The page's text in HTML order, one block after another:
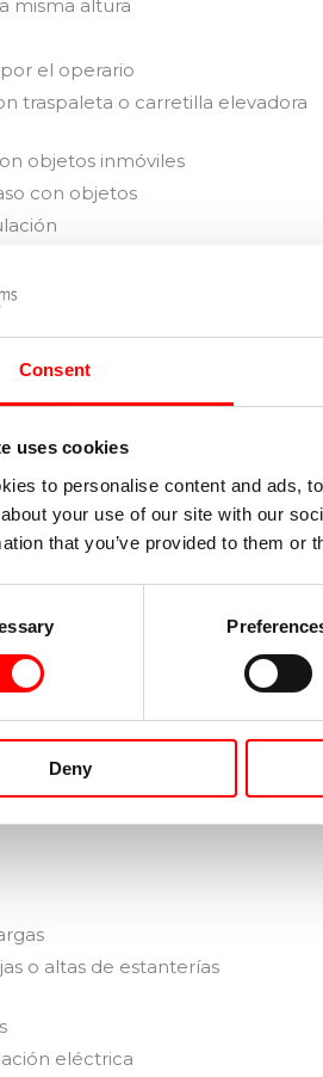
Consent
uses cookies
to personalise content and ads,
your use of our site with our
that you’ve provided to them or
Deny
misma altura
el operario
traspaleta o carretilla elevadora
objetos inmóviles
con objetos
objetos móviles
vehículos
objetos
traspaleta
de la carretilla
de máquinas o vehículos
con atrapamiento del
con atrapamiento de otros
herramientas
herramientas
o altas de estanterías
eléctrica